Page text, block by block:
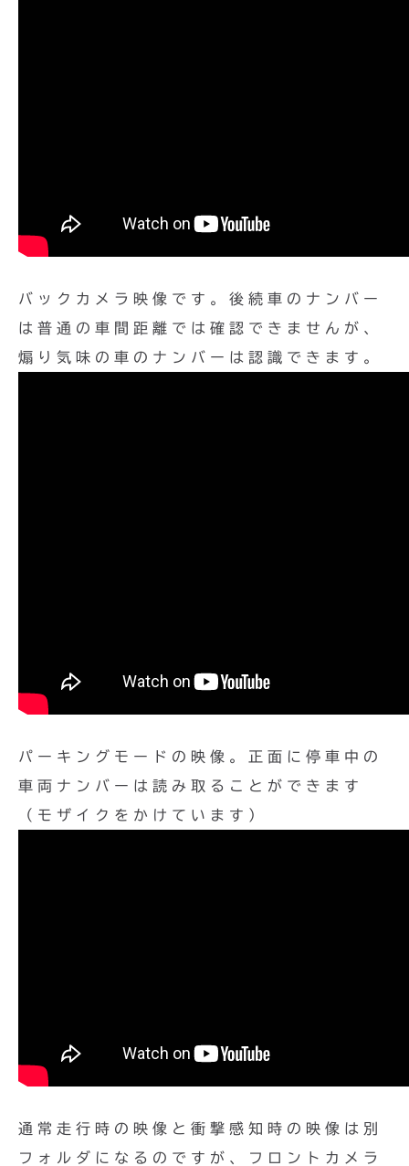
バックカメラ映像です。後続車のナンバー
は普通の車間距離では確認できませんが、
煽り気味の車のナンバーは認識できます。
パーキングモードの映像。正面に停車中の
車両ナンバーは読み取ることができます
（モザイクをかけています）
通常走行時の映像と衝撃感知時の映像は別
フォルダになるのですが、フロントカメラ